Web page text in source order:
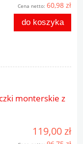
Cena netto: 60,98 zł
do koszyka
monterskie z
119,00 zł